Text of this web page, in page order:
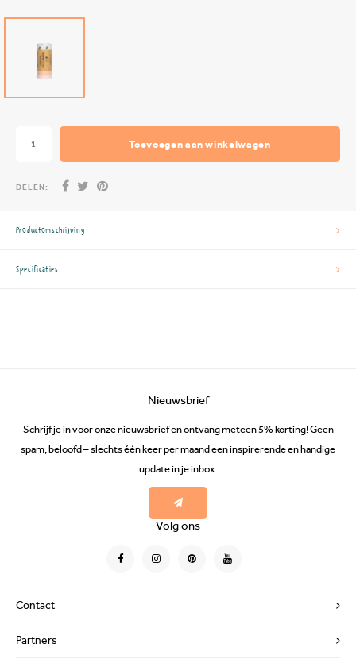
Toevoegen aan winkelwagen
DELEN:
Productomschrijving
Specificaties
Contact
Nieuwsbrief
Schrijf je in voor onze nieuwsbrief en ontvang meteen 5% korting! Geen
spam, beloofd – slechts één keer per maand een inspirerende en handige
update in je inbox.
Volg ons
Partners